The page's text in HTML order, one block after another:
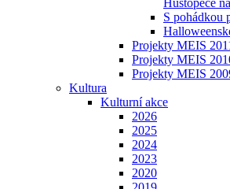
Hustopeče
S pohádkou
Projekty MEIS
Projekty MEIS
Projekty MEIS
Kultura
Kulturní akce
2026
2025
2024
2023
2020